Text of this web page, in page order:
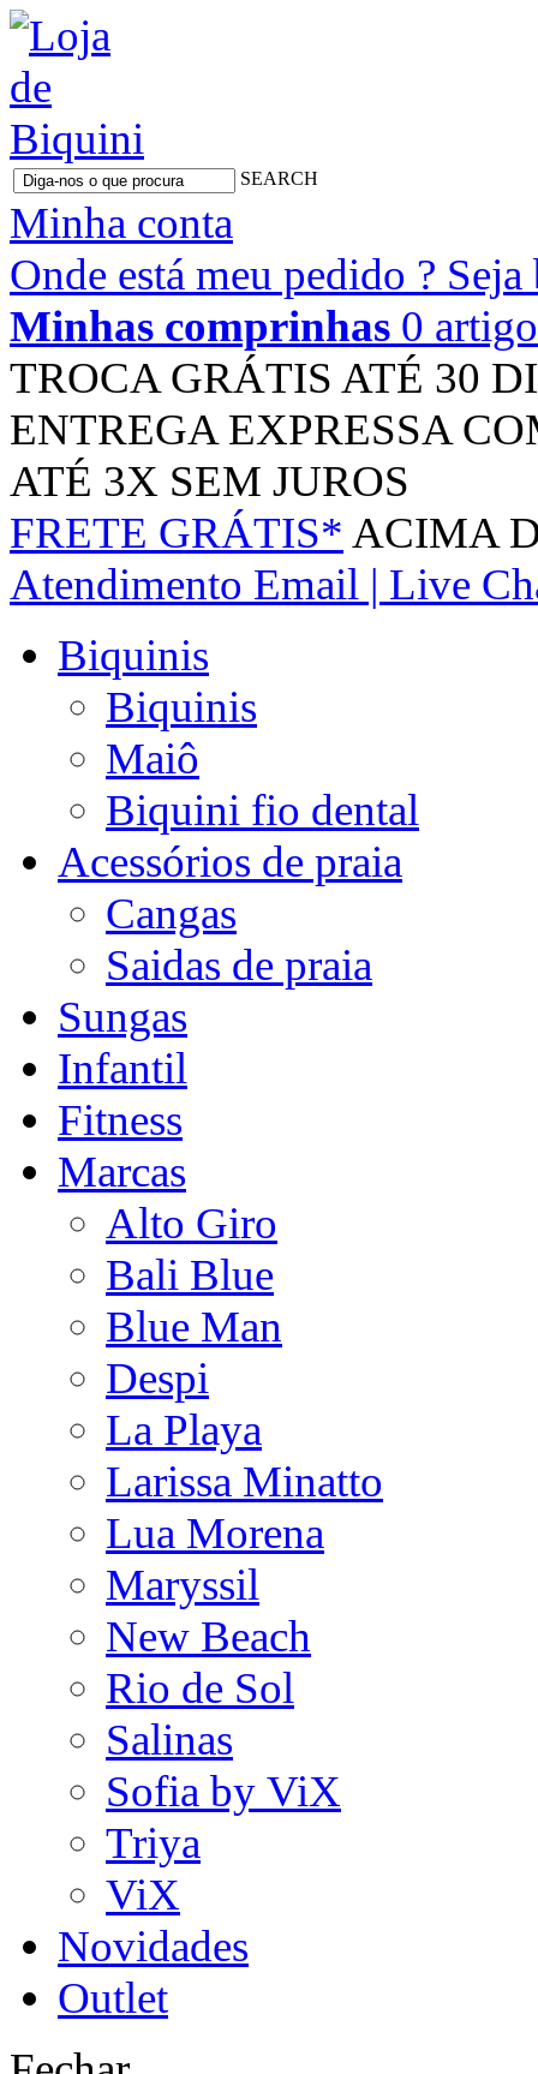
SEARCH
Minha conta
Onde está meu pedido ?
Minhas comprinhas 0
TROCA GRÁTIS ATÉ 30
ENTREGA EXPRESSA
ATÉ 3X SEM JUROS
FRETE GRÁTIS* ACIMA
Atendimento Email | Live
Biquinis
Biquinis
Maiô
Biquini fio dental
Acessórios de praia
Cangas
Saidas de praia
Sungas
Infantil
Fitness
Marcas
Alto Giro
Bali Blue
Blue Man
Despi
La Playa
Larissa Minatto
Lua Morena
Maryssil
New Beach
Rio de Sol
Salinas
Sofia by ViX
Triya
ViX
Novidades
Outlet